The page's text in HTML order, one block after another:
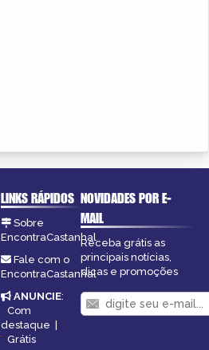
LINKS RÁPIDOS
Sobre
EncontraCastanhal
Fale com o
EncontraCastanhal
ANUNCIE:
Com
destaque |
Grátis
NOVIDADES POR E-
MAIL
Receba grátis as
principais notícias,
dicas e promoções